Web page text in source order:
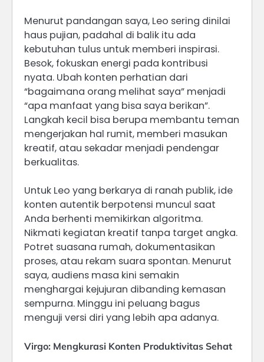
Menurut pandangan saya, Leo sering dinilai
haus pujian, padahal di balik itu ada
kebutuhan tulus untuk memberi inspirasi.
Besok, fokuskan energi pada kontribusi
nyata. Ubah konten perhatian dari
“bagaimana orang melihat saya” menjadi
“apa manfaat yang bisa saya berikan”.
Langkah kecil bisa berupa membantu teman
mengerjakan hal rumit, memberi masukan
kreatif, atau sekadar menjadi pendengar
berkualitas.
Untuk Leo yang berkarya di ranah publik, ide
konten autentik berpotensi muncul saat
Anda berhenti memikirkan algoritma.
Nikmati kegiatan kreatif tanpa target angka.
Potret suasana rumah, dokumentasikan
proses, atau rekam suara spontan. Menurut
saya, audiens masa kini semakin
menghargai kejujuran dibanding kemasan
sempurna. Minggu ini peluang bagus
menguji versi diri yang lebih apa adanya.
Virgo: Mengkurasi Konten Produktivitas Sehat